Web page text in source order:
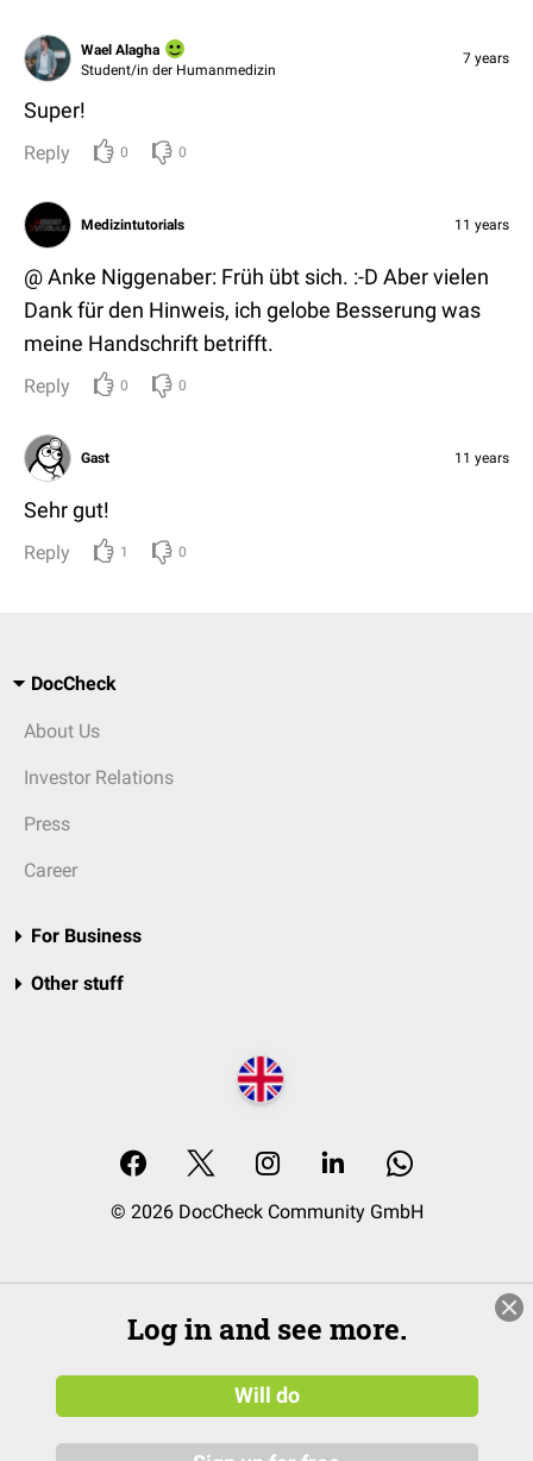
Wael Alagha
Student/in der Humanmedizin
7 years
Super!
Reply 0 0
Medizintutorials 11 years
@ Anke Niggenaber: Früh übt sich. :-D Aber vielen
Dank für den Hinweis, ich gelobe Besserung was
meine Handschrift betrifft.
Reply 0 0
Gast 11 years
Sehr gut!
Reply 1 0
DocCheck
About Us
Investor Relations
Press
Career
For Business
Other stuff
© 2026 DocCheck Community GmbH
Log in and see more.
Will do